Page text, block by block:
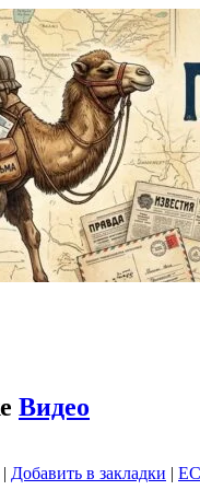
Видео
| Добавить в закладки | EC